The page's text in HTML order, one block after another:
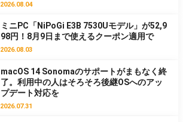
2026.08.04
ミニPC「NiPoGi E3B 7530Uモデル」が52,9
98円！8月9日まで使えるクーポン適用で
2026.08.03
macOS 14 Sonomaのサポートがまもなく終
了。利用中の人はそろそろ後継OSへのアッ
プデート対応を
2026.07.31